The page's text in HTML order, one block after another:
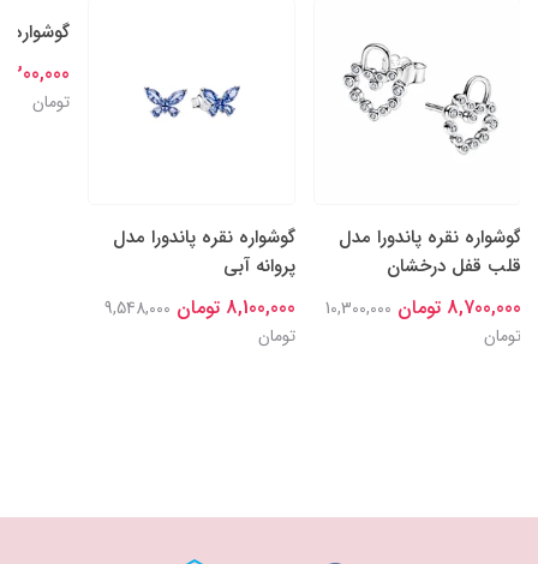
گوشواره نقره پاندورا مدل
قلب قفل درخشان
8,700,000 تومان
10,300,000
تومان
گوشواره نقره پاندورا مدل
پروانه آبی
8,100,000 تومان
9,548,000
تومان